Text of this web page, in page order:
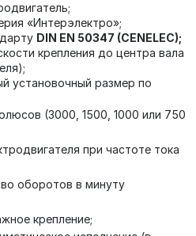
«Интерэлектро»;
DIN EN 50347 (CENELEC);
крепления до центра вала
установочный размер по
(3000, 1500, 1000 или 750
при частоте тока
оборотов в минуту
крепление;